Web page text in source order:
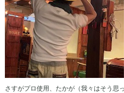
さすがプロ使用、たかが（我々はそう思